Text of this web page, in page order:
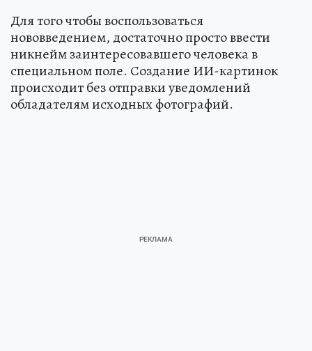
Для того чтобы воспользоваться
нововведением, достаточно просто ввести
никнейм заинтересовавшего человека в
специальном поле. Создание ИИ-картинок
происходит без отправки уведомлений
обладателям исходных фотографий.